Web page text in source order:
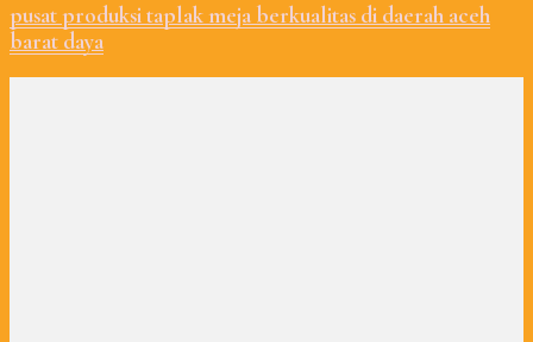
pusat produksi taplak meja berkualitas di daerah aceh
barat daya